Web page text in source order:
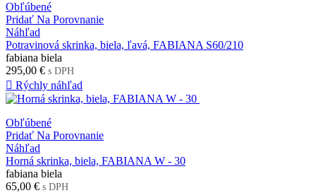
Obľúbené
Pridať Na Porovnanie
Náhľad
Potravinová skrinka, biela, ľavá, FABIANA S60/210
fabiana biela
295,00 € s DPH
 Rýchly náhľad
Obľúbené
Pridať Na Porovnanie
Náhľad
Horná skrinka, biela, FABIANA W - 30
fabiana biela
65,00 € s DPH